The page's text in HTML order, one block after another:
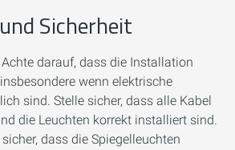
Sicherheit
darauf, dass die Installation
wenn elektrische
sind. Stelle sicher, dass alle Kabel
die Leuchten korrekt installiert sind.
dass die Spiegelleuchten